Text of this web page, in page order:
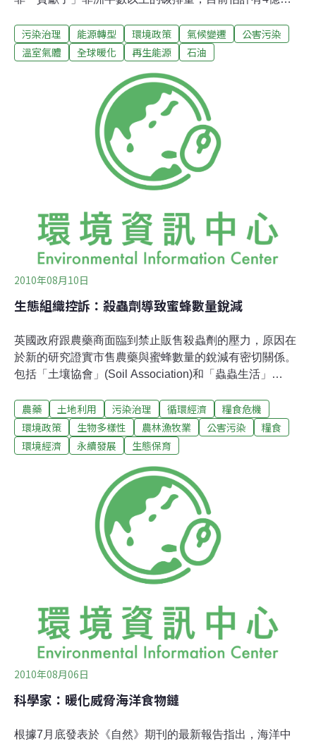
度(被公認的變化目標)，非洲將面臨失序的氣候影響，很
多地區可能升溫4~5度。溫度、雨量及其分布之改變，伴
遽。但是聯合國氣候會議即將在墨西哥坎昆進行談判，南
非可能會聯合其它發展中的大型經濟體，在會中提議脫貧
優先於減碳。回顧2009年12月在丹麥哥本哈根召開的聯合
國氣候變遷綱要公約暨第15次締約國會議(COP15)，南非
承諾在不損及現今經濟活動的狀況下，在2020年將二氧化
碳排放量減少34%，當時得到與會成員國的支持，但時至
今日，能否實現成為未定數。南非水資源暨環境部部長－
(COP16)
污染治理 能源轉型 環境政策 氣候變遷
公害污染
溫室氣體
全球暖化 再生能源 石油
2010年08月10日
生態組織控訴：殺蟲劑導致蜜蜂數量銳減
英國政府跟農藥商面臨到禁止販售殺蟲劑的壓力，原因在
於新的研究證實市售農藥與蜜蜂數量的銳減有密切關係。
包括「土壤協會」(Soil Association)和「蟲蟲生活」
劑，那是一種全世界在普遍使用的藥劑，如今根據新的研
究顯示---這種殺蟲劑對蜜蜂族群的銳減有直接的關連。這
份研究發表於毒理學期刊，文中指出已知有兩種新菸鹼類
殺蟲劑：益達胺(imidacloprid)及賽果培(thiacloprid)之前就
被低估了其影響力，這次更進一步被推測對蜜蜂的族群銳
減的原因。這篇文章指出，即使很少的濃度都有可能致死
[註解]，更何況在土壤和水中有大量的殘留。證實這樣的指
控，這一類的農藥導致了蜜蜂的死亡。
農藥 土地利用 污染治理 循環經濟
糧食危機
環境政策
生物多樣性 農林漁牧業 公害污染
糧食
環境經濟
永續發展 生態保育
2010年08月06日
科學家：暖化威脅海洋食物鏈
根據7月底發表於《自然》期刊的最新報告指出，海洋中